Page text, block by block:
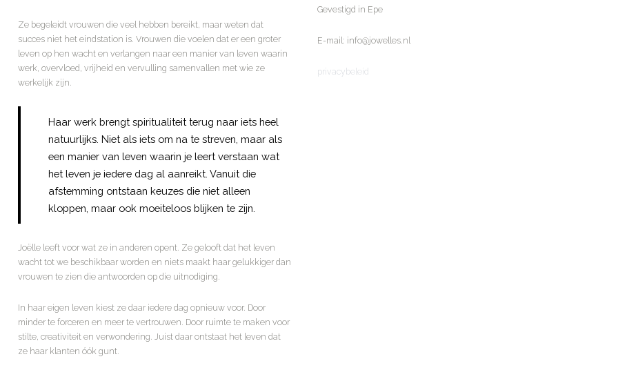
Ze begeleidt vrouwen die veel hebben bereikt, maar weten dat
succes niet het eindstation is. Vrouwen die voelen dat er een groter
leven op hen wacht en verlangen naar een manier van leven waarin
werk, overvloed, vrijheid en vervulling samenvallen met wie ze
werkelijk zijn.
Haar werk brengt spiritualiteit terug naar iets heel
natuurlijks. Niet als iets om na te streven, maar als
een manier van leven waarin je leert verstaan wat
het leven je iedere dag al aanreikt. Vanuit die
afstemming ontstaan keuzes die niet alleen
kloppen, maar ook moeiteloos blijken te zijn.
Joëlle leeft voor wat ze in anderen opent. Ze gelooft dat het leven
wacht tot we beschikbaar worden en niets maakt haar gelukkiger dan
vrouwen te zien die antwoorden op die uitnodiging.
In haar eigen leven kiest ze daar iedere dag opnieuw voor. Door
minder te forceren en meer te vertrouwen. Door ruimte te maken voor
stilte, creativiteit en verwondering. Juist daar ontstaat het leven dat
ze haar klanten óók gunt.
Gevestigd in Epe
E-mail: info@jowelles.nl
privacybeleid